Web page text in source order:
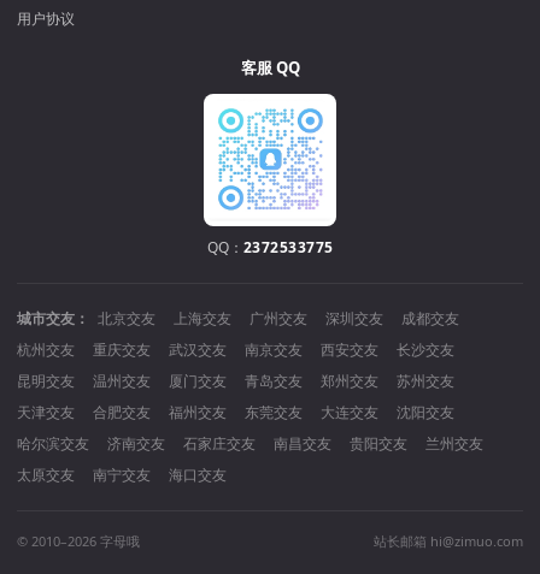
用户协议
客服 QQ
QQ： 2372533775
城市交友： 北京交友 上海交友 广州交友 深圳交友
成都交友
杭州交友
重庆交友 武汉交友 南京交友 西安交友
长沙交友
昆明交友
温州交友 厦门交友 青岛交友 郑州交友
苏州交友
天津交友
合肥交友 福州交友 东莞交友 大连交友
沈阳交友
哈尔滨交友
济南交友 石家庄交友 南昌交友 贵阳交友
兰州交友
太原交友
南宁交友 海口交友
© 2010–2026 字母哦 站长邮箱 hi@zimuo.com